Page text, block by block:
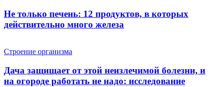
Не только печень: 12 продуктов, в которых
действительно много железа
Строение организма
Дача защищает от этой неизлечимой болезни, и
на огороде работать не надо: исследование